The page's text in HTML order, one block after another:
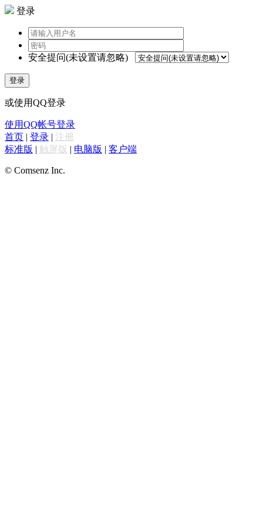
登录
安全提问(未设置请忽略)
登录
或使用QQ登录
使用QQ帐号登录
首页 | 登录 | 注册
标准版 | 触屏版 | 电脑版 | 客户端
© Comsenz Inc.